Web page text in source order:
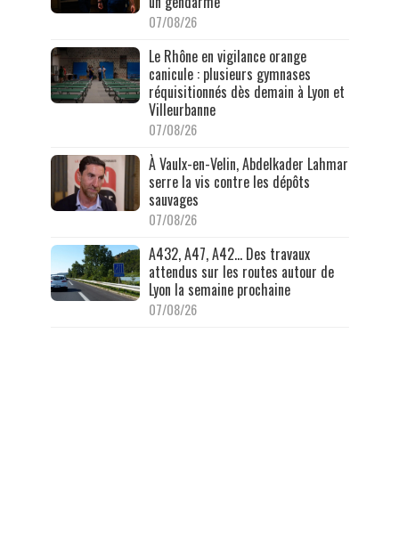
07/08/26
Le Rhône en vigilance orange
canicule : plusieurs gymnases
réquisitionnés dès demain à Lyon et
Villeurbanne
07/08/26
À Vaulx-en-Velin, Abdelkader Lahmar
serre la vis contre les dépôts
sauvages
07/08/26
A432, A47, A42… Des travaux
attendus sur les routes autour de
Lyon la semaine prochaine
07/08/26